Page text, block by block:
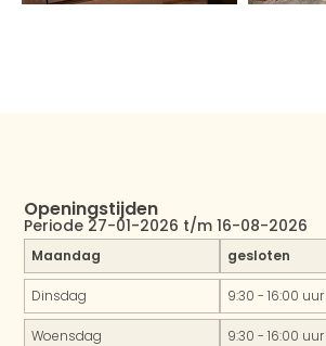
Openingstijden
Periode 27-01-2026 t/m 16-08-2026
Maandag gesloten
Dinsdag 9:30 - 16:00 uur
Woensdag 9:30 - 16:00 uur